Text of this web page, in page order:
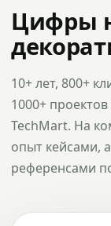
Цифры
10+ лет, 800+
1000+
TechMart. На
опыт кейсами,
референсами